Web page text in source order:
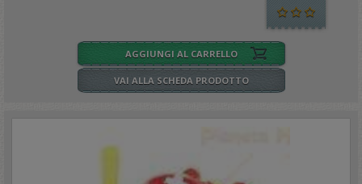
AGGIUNGI AL CARRELLO
VAI ALLA SCHEDA PRODOTTO